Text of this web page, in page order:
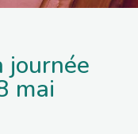
journée
mai